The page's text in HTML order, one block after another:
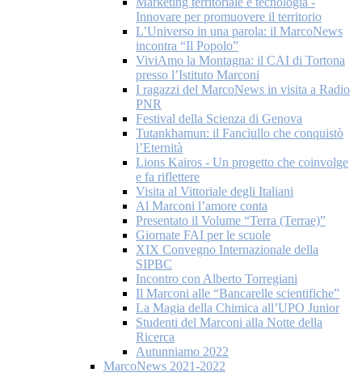
Innovare per promuovere il territorio
L’Universo in una parola: il MarcoNews
incontra “Il Popolo”
ViviAmo la Montagna: il CAI di Tortona
presso l’Istituto Marconi
I ragazzi del MarcoNews in visita a Radio
PNR
Festival della Scienza di Genova
Tutankhamun: il Fanciullo che conquistò
l’Eternità
Lions Kairos - Un progetto che coinvolge
e fa riflettere
Visita al Vittoriale degli Italiani
Al Marconi l’amore conta
Presentato il Volume “Terra (Terrae)”
Giornate FAI per le scuole
XIX Convegno Internazionale della
SIPBC
Incontro con Alberto Torregiani
Il Marconi alle “Bancarelle scientifiche”
La Magia della Chimica all’UPO Junior
Studenti del Marconi alla Notte della
Ricerca
Autunniamo 2022
MarcoNews 2021-2022